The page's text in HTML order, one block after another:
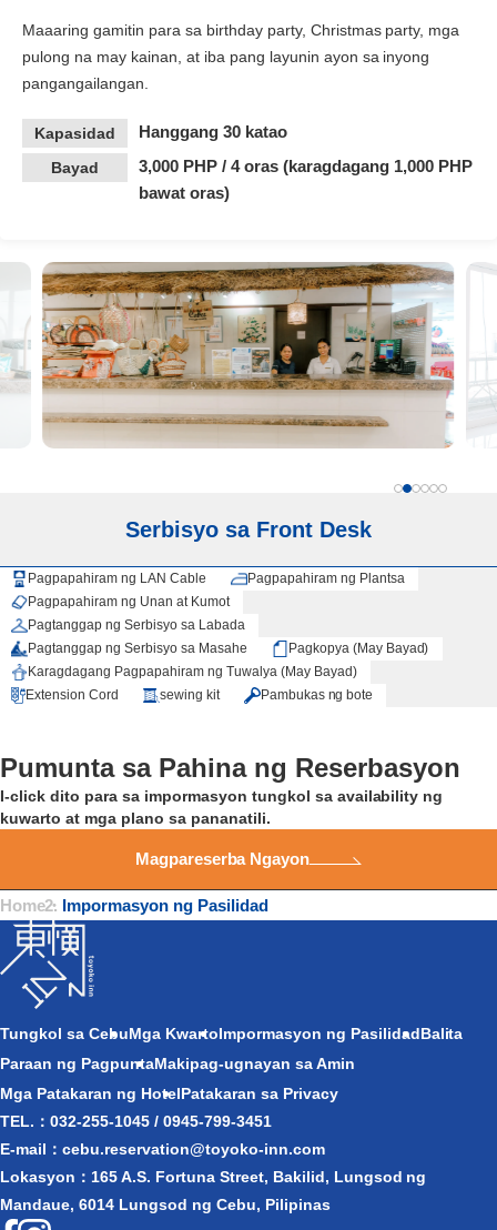
Maaaring gamitin para sa birthday party, Christmas party, mga
pulong na may kainan, at iba pang layunin ayon sa inyong
pangangailangan.
Kapasidad Hanggang 30 katao
Bayad
3,000 PHP / 4 oras (karagdagang 1,000 PHP
bawat oras)
Serbisyo sa Front Desk
Pagpapahiram ng LAN Cable
Pagpapahiram ng Plantsa
Pagpapahiram ng Unan at Kumot
Pagtanggap ng Serbisyo sa Labada
Pagtanggap ng Serbisyo sa Masahe
Pagkopya (May Bayad)
Karagdagang Pagpapahiram ng Tuwalya (May Bayad)
Extension Cord
sewing kit Pambukas ng bote
Pumunta sa Pahina ng Reserbasyon
I-click dito para sa impormasyon tungkol sa availability ng
kuwarto at mga plano sa pananatili.​
Magpareserba Ngayon
Home・ Impormasyon ng Pasilidad
Tungkol sa CebuMga KwartoImpormasyon ng PasilidadBalita
Paraan ng PagpuntaMakipag-ugnayan sa Amin​
Mga Patakaran ng HotelPatakaran sa Privacy
TEL.：032-255-1045 / 0945-799-3451
E-mail：cebu.reservation@toyoko-inn.com
Lokasyon：165 A.S. Fortuna Street, Bakilid, Lungsod ng
Mandaue, 6014 Lungsod ng Cebu, Pilipinas